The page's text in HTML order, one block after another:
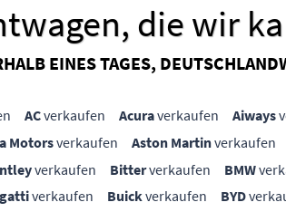
die wir
EINES TAGES,
ACverkaufen Acuraverkaufen Aiways
Motorsverkaufen Aston Martinverkaufen
verkaufen Bitterverkaufen BMW
verkaufen Buickverkaufen BYD